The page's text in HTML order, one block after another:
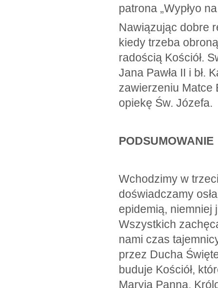
patrona „Wypłyo na
Nawiązując dobre
kiedy trzeba
radością Kościół.
Jana Pawła II i bł.
zawierzeniu Matce
opiekę Św. Józefa.
PODSUMOWANIE
Wchodzimy w
doświadczamy
epidemią, niemniej
Wszystkich
nami czas
przez Ducha
buduje Kościół,
Maryją Panną,